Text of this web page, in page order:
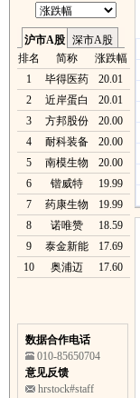
沪市A股 深市A股
排名
简称
涨跌幅
1
毕得医药
20.01
2
近岸蛋白
20.01
3
方邦股份
20.00
4
耐科装备
20.00
5
南模生物
20.00
6
锴威特
19.99
7
药康生物
19.99
8
诺唯赞
18.59
9
泰金新能
17.69
10
奥浦迈 17.60
数据合作电话
010-85650704
意见反馈
hrstock#staff